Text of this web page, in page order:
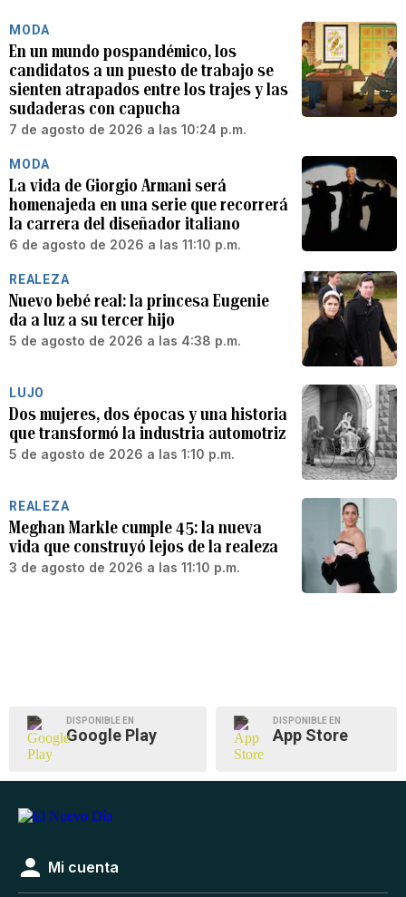
MODA
En un mundo pospandémico, los
candidatos a un puesto de trabajo se
sienten atrapados entre los trajes y las
sudaderas con capucha
7 de agosto de 2026 a las 10:24 p.m.
MODA
La vida de Giorgio Armani será
homenajeda en una serie que recorrerá
la carrera del diseñador italiano
6 de agosto de 2026 a las 11:10 p.m.
REALEZA
Nuevo bebé real: la princesa Eugenie
da a luz a su tercer hijo
5 de agosto de 2026 a las 4:38 p.m.
LUJO
Dos mujeres, dos épocas y una historia
que transformó la industria automotriz
5 de agosto de 2026 a las 1:10 p.m.
REALEZA
Meghan Markle cumple 45: la nueva
vida que construyó lejos de la realeza
3 de agosto de 2026 a las 11:10 p.m.
DISPONIBLE EN
Google Play
DISPONIBLE EN
App Store
Mi cuenta